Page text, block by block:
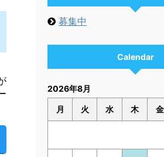
募集中
Calendar
2026年8月
月 火 水 木 金